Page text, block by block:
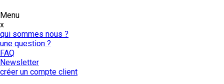
Menu
x
qui sommes nous ?
une question ?
FAQ
Newsletter
créer un compte client